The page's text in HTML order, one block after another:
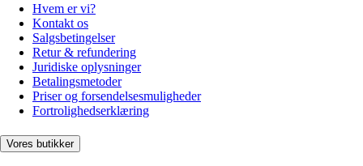
Hvem er vi?
Kontakt os
Salgsbetingelser
Retur & refundering
Juridiske oplysninger
Betalingsmetoder
Priser og forsendelsesmuligheder
Fortrolighedserklæring
Vores butikker